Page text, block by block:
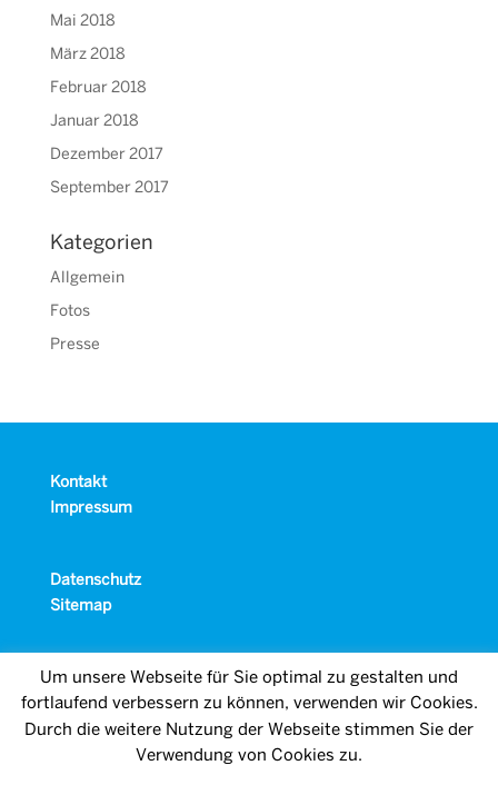
Mai 2018
März 2018
Februar 2018
Januar 2018
Dezember 2017
September 2017
Kategorien
Allgemein
Fotos
Presse
Kontakt
Impressum
Datenschutz
Sitemap
Um unsere Webseite für Sie optimal zu gestalten und
fortlaufend verbessern zu können, verwenden wir Cookies.
Durch die weitere Nutzung der Webseite stimmen Sie der
Verwendung von Cookies zu.